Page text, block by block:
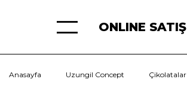
ONLINE SATIŞ
Anasayfa Uzungil Concept Çikolatalar